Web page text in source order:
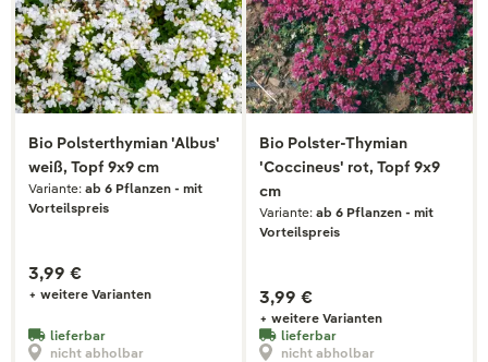
Bio Polsterthymian 'Albus'
weiß, Topf 9x9 cm
Variante: ab 6 Pflanzen - mit
Vorteilspreis
3,99 €
+ weitere Varianten
lieferbar
nicht abholbar
Bio Polster-Thymian
'Coccineus' rot, Topf 9x9
cm
Variante: ab 6 Pflanzen - mit
Vorteilspreis
3,99 €
+ weitere Varianten
lieferbar
nicht abholbar